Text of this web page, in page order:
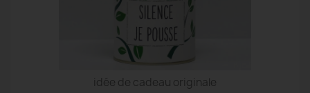
idée de cadeau originale